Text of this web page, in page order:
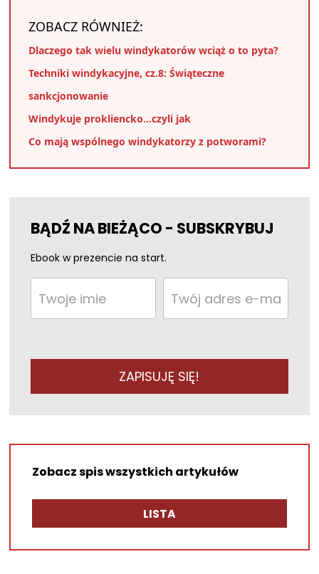
ZOBACZ RÓWNIEŻ:
Dlaczego tak wielu windykatorów wciąż o to pyta?
Techniki windykacyjne, cz.8: Świąteczne
sankcjonowanie
Windykuje prokliencko…czyli jak
Co mają wspólnego windykatorzy z potworami?
BĄDŹ NA BIEŻĄCO - SUBSKRYBUJ
Ebook w prezencie na start.
ZAPISUJĘ SIĘ!
Zobacz spis wszystkich artykułów
LISTA